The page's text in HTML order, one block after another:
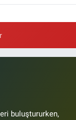
Yanı Akua Florya
buluştururken,